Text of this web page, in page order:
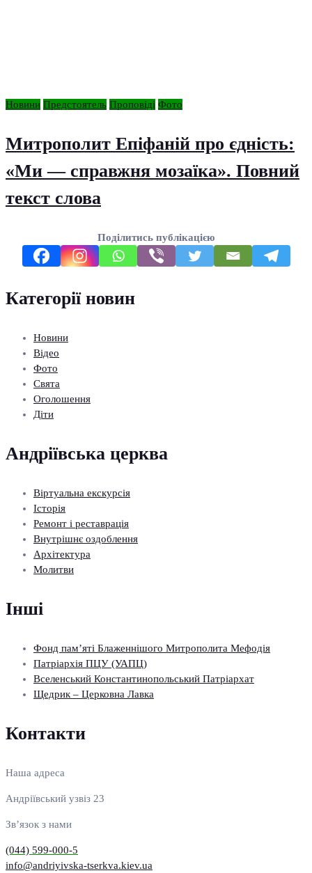
Новини Предстоятель Проповіді Фото
Митрополит Епіфаній про єдність:
«Ми — справжня мозаїка». Повний
текст слова
Поділитись публікацією
Категорії новин
Новини
Відео
Фото
Свята
Оголошення
Діти
Андріївська церква
Віртуальна екскурсія
Історія
Ремонт і реставрація
Внутрішнє оздоблення
Архітектура
Молитви
Інші
Фонд пам’яті Блаженнішого Митрополита Мефодія
Патріархія ПЦУ (УАПЦ)
Вселенський Константинопольський Патріархат
Щедрик – Церковна Лавка
Контакти
Наша адреса
Андріївський узвіз 23
Зв’язок з нами
(044) 599-000-5
info@andriyivska-tserkva.kiev.ua